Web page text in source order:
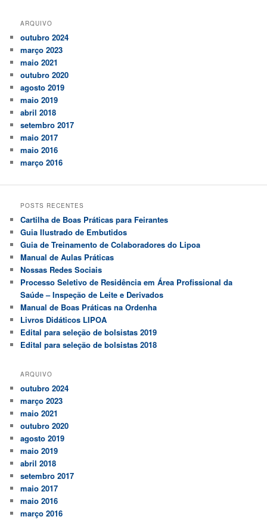
ARQUIVO
outubro 2024
março 2023
maio 2021
outubro 2020
agosto 2019
maio 2019
abril 2018
setembro 2017
maio 2017
maio 2016
março 2016
POSTS RECENTES
Cartilha de Boas Práticas para Feirantes
Guia Ilustrado de Embutidos
Guia de Treinamento de Colaboradores do Lipoa
Manual de Aulas Práticas
Nossas Redes Sociais
Processo Seletivo de Residência em Área Profissional da
Saúde – Inspeção de Leite e Derivados
Manual de Boas Práticas na Ordenha
Livros Didáticos LIPOA
Edital para seleção de bolsistas 2019
Edital para seleção de bolsistas 2018
ARQUIVO
outubro 2024
março 2023
maio 2021
outubro 2020
agosto 2019
maio 2019
abril 2018
setembro 2017
maio 2017
maio 2016
março 2016